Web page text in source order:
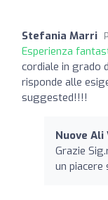
Stefania Marri
Esperienza
cordiale in grado
risponde alle
suggested!!!!
Nuove
Grazie
un piacere